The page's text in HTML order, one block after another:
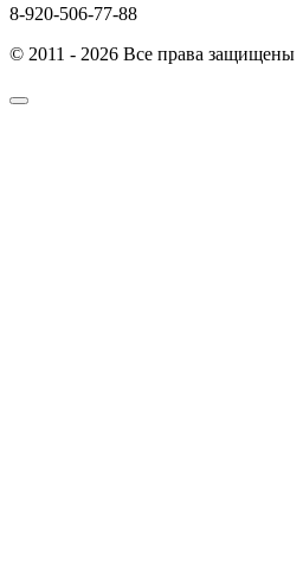
8-920-506-77-88
© 2011 - 2026 Все права защищены